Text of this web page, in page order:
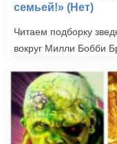
семьей!» (Нет)
Читаем подборку
вокруг Милли Бобби